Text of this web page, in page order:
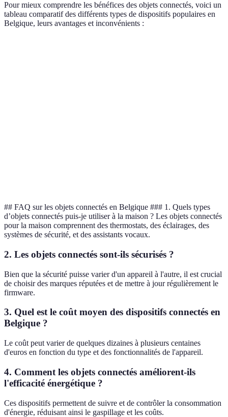
Pour mieux comprendre les bénéfices des objets connectés, voici un
tableau comparatif des différents types de dispositifs populaires en
Belgique, leurs avantages et inconvénients :
## FAQ sur les objets connectés en Belgique ### 1. Quels types
d’objets connectés puis-je utiliser à la maison ? Les objets connectés
pour la maison comprennent des thermostats, des éclairages, des
systèmes de sécurité, et des assistants vocaux.
2. Les objets connectés sont-ils sécurisés ?
Bien que la sécurité puisse varier d'un appareil à l'autre, il est crucial
de choisir des marques réputées et de mettre à jour régulièrement le
firmware.
3. Quel est le coût moyen des dispositifs connectés en
Belgique ?
Le coût peut varier de quelques dizaines à plusieurs centaines
d'euros en fonction du type et des fonctionnalités de l'appareil.
4. Comment les objets connectés améliorent-ils
l'efficacité énergétique ?
Ces dispositifs permettent de suivre et de contrôler la consommation
d'énergie, réduisant ainsi le gaspillage et les coûts.